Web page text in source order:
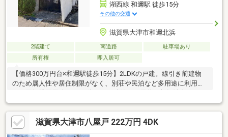
湖西線 和邇駅 徒歩15分
その他の交通
滋賀県大津市和邇北浜
2階建て 南道路
駐車場あり
所有権
即入居可
【価格300万円台×和邇駅徒歩15分】2LDKの戸建。線引き前建物
のため属人性や居住制限がなく、別荘や民泊など多用途に利用
やリフォームに
滋賀県大津市八屋戸 222万円 4DK